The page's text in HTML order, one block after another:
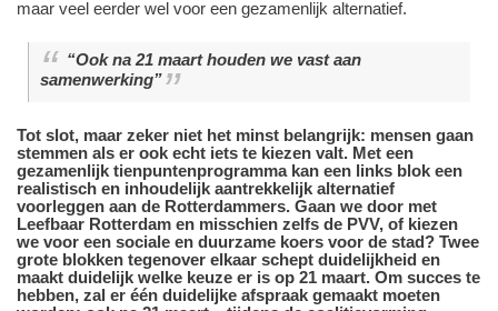
maar veel eerder wel voor een gezamenlijk alternatief.
“Ook na 21 maart houden we vast aan
samenwerking”
Tot slot, maar zeker niet het minst belangrijk: mensen gaan
stemmen als er ook echt iets te kiezen valt. Met een
gezamenlijk tienpuntenprogramma kan een links blok een
realistisch en inhoudelijk aantrekkelijk alternatief
voorleggen aan de Rotterdammers. Gaan we door met
Leefbaar Rotterdam en misschien zelfs de PVV, of kiezen
we voor een sociale en duurzame koers voor de stad? Twee
grote blokken tegenover elkaar schept duidelijkheid en
maakt duidelijk welke keuze er is op 21 maart. Om succes te
hebben, zal er één duidelijke afspraak gemaakt moeten